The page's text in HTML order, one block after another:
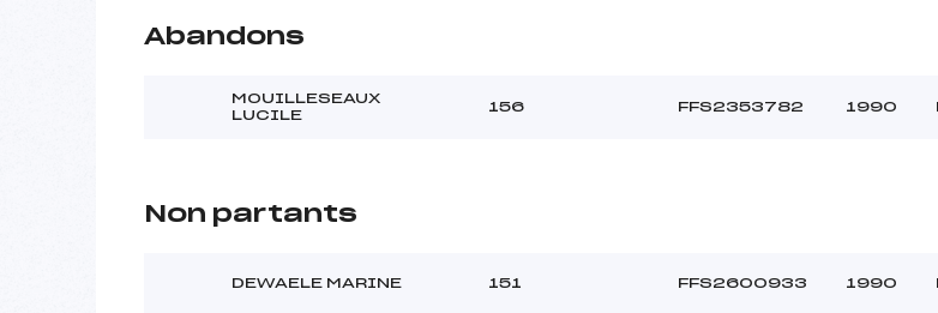
Abandons
MOUILLESEAUX
LUCILE
156 FFS2353782 1990
Non partants
DEWAELE MARINE 151 FFS2600933 1990